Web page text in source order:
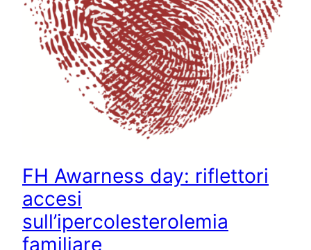
FH Awarness day: riflettori
accesi
sull’ipercolesterolemia
familiare